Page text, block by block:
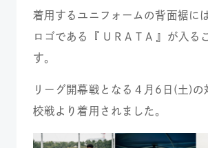
着用するユニフォームの背面裾に
ロゴである『 U R A T A 』が入る
す。
リーグ開幕戦となる４月6日(土)の
校戦より着用されました。